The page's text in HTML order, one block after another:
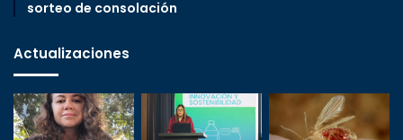
sorteo de consolación
Actualizaciones